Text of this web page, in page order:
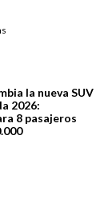
la nueva SUV
2026:
8 pasajeros